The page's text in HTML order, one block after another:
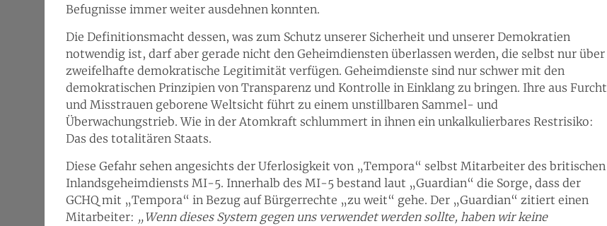
Befugnisse immer weiter ausdehnen konnten.
Die Definitionsmacht dessen, was zum Schutz unserer Sicherheit und unserer Demokratien
notwendig ist, darf aber gerade nicht den Geheimdiensten überlassen werden, die selbst nur über
zweifelhafte demokratische Legitimität verfügen. Geheimdienste sind nur schwer mit den
demokratischen Prinzipien von Transparenz und Kontrolle in Einklang zu bringen. Ihre aus Furcht
und Misstrauen geborene Weltsicht führt zu einem unstillbaren Sammel- und
Überwachungstrieb. Wie in der Atomkraft schlummert in ihnen ein unkalkulierbares Restrisiko:
Das des totalitären Staats.
Diese Gefahr sehen angesichts der Uferlosigkeit von „Tempora“ selbst Mitarbeiter des britischen
Inlandsgeheimdiensts MI-5. Innerhalb des MI-5 bestand laut „Guardian“ die Sorge, dass der
GCHQ mit „Tempora“ in Bezug auf Bürgerrechte „zu weit“ gehe. Der „Guardian“ zitiert einen
Mitarbeiter: „Wenn dieses System gegen uns verwendet werden sollte, haben wir keine